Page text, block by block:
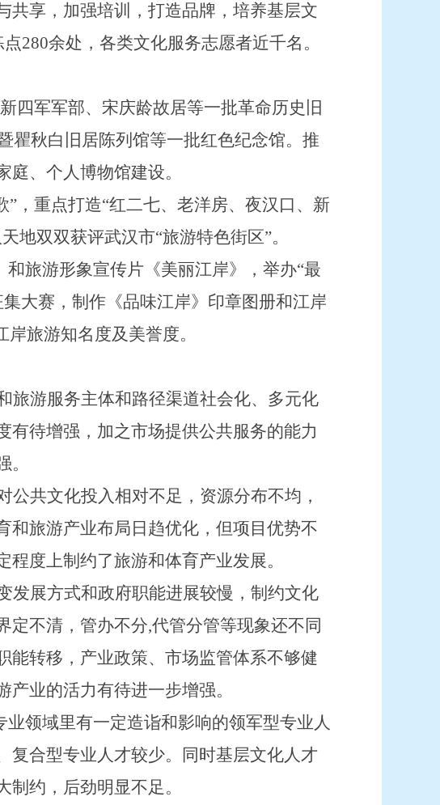
共享，加强培训，打造品牌，培养基层文
280余处，各类文化服务志愿者近千名。
四军军部、宋庆龄故居等一批革命历史旧
瞿秋白旧居陈列馆等一批红色纪念馆。推
、个人博物馆建设。
”，重点打造“红二七、老洋房、夜汉口、新
地双双获评武汉市“旅游特色街区”。
和旅游形象宣传片《美丽江岸》，举办“最
大赛，制作《品味江岸》印章图册和江岸
旅游知名度及美誉度。
旅游服务主体和路径渠道社会化、多元化
有待增强，加之市场提供公共服务的能力
公共文化投入相对不足，资源分布不均，
和旅游产业布局日趋优化，但项目优势不
度上制约了旅游和体育产业发展。
发展方式和政府职能进展较慢，制约文化
定不清， 管办不分,代管分管等现象还不同
能转移，产业政策、市场监管体系不够健
业的活力有待进一步增强。
业领域里有一定造诣和影响的领军型专业人
复合型专业人才较少。同时基层文化人才
制约，后劲明显不足。